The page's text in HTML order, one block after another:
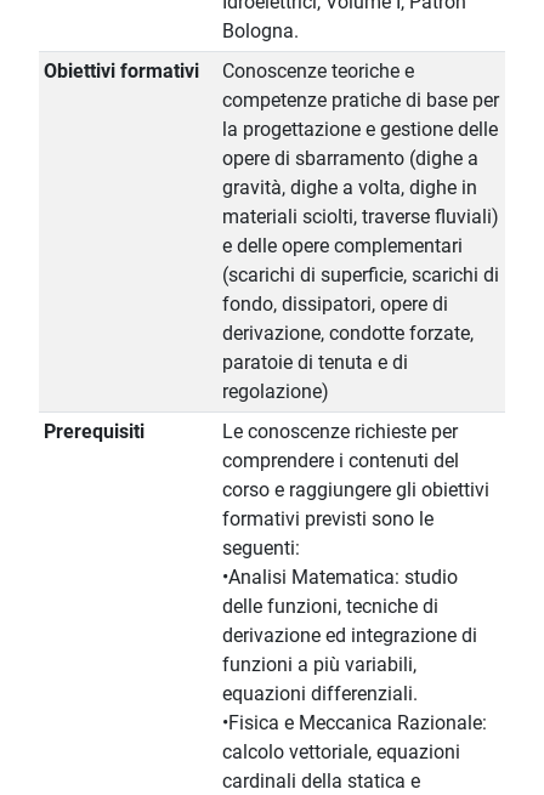
Bologna.
Obiettivi formativi
Conoscenze teoriche e
competenze pratiche di base per
la progettazione e gestione delle
opere di sbarramento (dighe a
gravità, dighe a volta, dighe in
materiali sciolti, traverse fluviali)
e delle opere complementari
(scarichi di superficie, scarichi di
fondo, dissipatori, opere di
derivazione, condotte forzate,
paratoie di tenuta e di
regolazione)
Prerequisiti
Le conoscenze richieste per
comprendere i contenuti del
corso e raggiungere gli obiettivi
formativi previsti sono le
seguenti:
•Analisi Matematica: studio
delle funzioni, tecniche di
derivazione ed integrazione di
funzioni a più variabili,
equazioni differenziali.
•Fisica e Meccanica Razionale:
calcolo vettoriale, equazioni
cardinali della statica e